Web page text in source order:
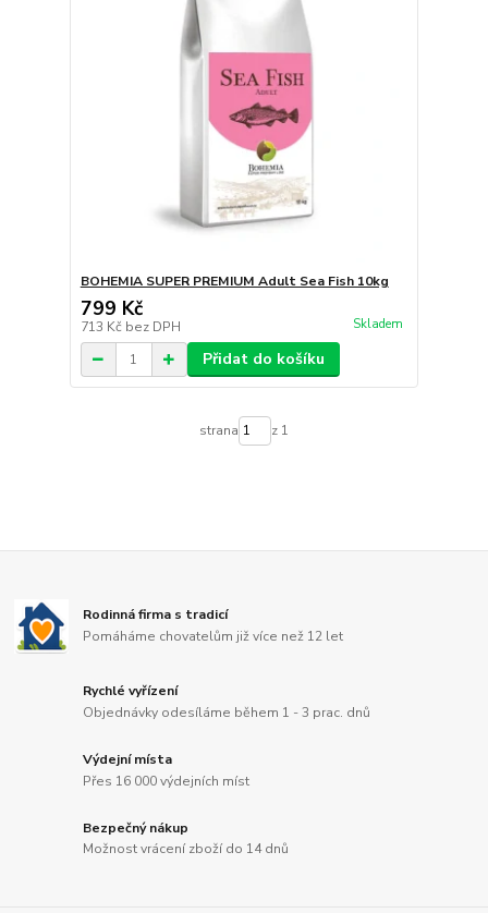
BOHEMIA SUPER PREMIUM Adult Sea Fish 10kg
799 Kč
713 Kč bez DPH Skladem
Přidat do košíku
strana z 1
Rodinná firma s tradicí
Pomáháme chovatelům již více než 12 let
Rychlé vyřízení
Objednávky odesíláme během 1 - 3 prac. dnů
Výdejní místa
Přes 16 000 výdejních míst
Bezpečný nákup
Možnost vrácení zboží do 14 dnů